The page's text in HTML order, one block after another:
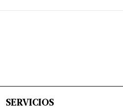
SERVICIOS